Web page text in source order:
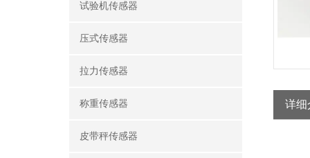
试验机传感器
压式传感器
拉力传感器
称重传感器
皮带秤传感器
详细